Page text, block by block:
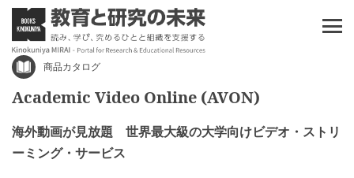
商品カタログ
Academic Video Online (AVON)
海外動画が見放題 世界最大級の大学向けビデオ・ストリ
ーミング・サービス